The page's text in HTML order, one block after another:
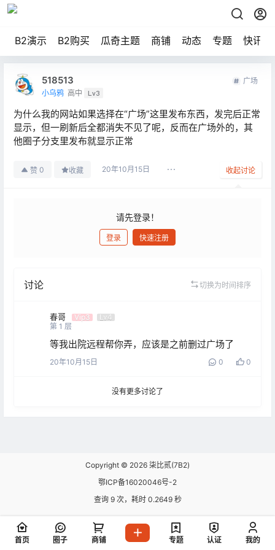
B2演示 B2购买 瓜奇主题 商铺 动态 专题 快讯
518513
小乌鸦 高中 Lv3
广场
为什么我的网站如果选择在“广场”这里发布东西，发完后正常
显示，但一刷新后全都消失不见了呢，反而在广场外的，其
他圈子分支里发布就显示正常
赞 0 收藏 20年10月15日 收起讨论
请先登录！
登录 快速注册
讨论 切换为时间排序
春哥 Vip3
Lv4
第 1 层
等我出院远程帮你弄，应该是之前删过广场了
20年10月15日 0 0
没有更多讨论了
Copyright © 2026 柒比贰(7B2)
鄂ICP备16020046号-2
查询 9 次，耗时 0.2649 秒
首页 圈子 商铺 专题 认证 我的